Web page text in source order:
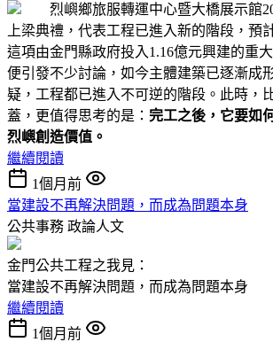
烈嶼鄉旅服轉運中心暨大橋展示館
上梁典禮，代表工程已進入新的階段，預
這項由金門縣政府投入1.16億元興建的重
便引發不少討論，如今主體建築已逐漸成
疑，工程都已進入不可逆的階段。此時，
蓋，更值得思考的是： 完工之後，它要如
烈嶼創造價值。
繼續閱讀
1個月前
當建設不再解決問題，而成為問題本身
公共事務 政論人文
金門公共工程之我見：
當建設不再解決問題，而成為問題本身
繼續閱讀
1個月前